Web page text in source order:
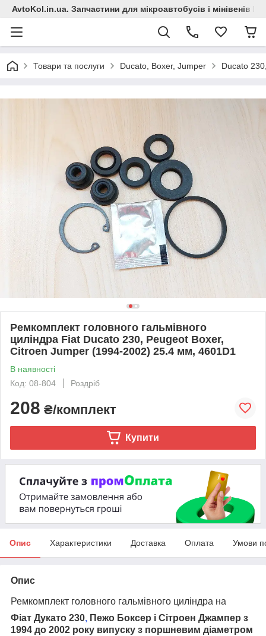
AvtoKol.in.ua. Запчастини для мікроавтобусів і мінівенів
Товари та послуги Ducato, Boxer, Jumper Ducato
Ремкомплект головного гальмівного
циліндра Fiat Ducato 230, Peugeot Boxer,
Citroen Jumper (1994-2002) 25.4 мм, 4601D1
В наявності
Код: 08-804
Роздріб
208 ₴/комплект
Купити
Опис Характеристики Доставка Оплата Умови
Опис
Ремкомплект головного гальмівного циліндра на
Фіат Дукато 230, Пежо Боксер і Сітроен Джампер з
1994 до 2002 року випуску з поршневим діаметром